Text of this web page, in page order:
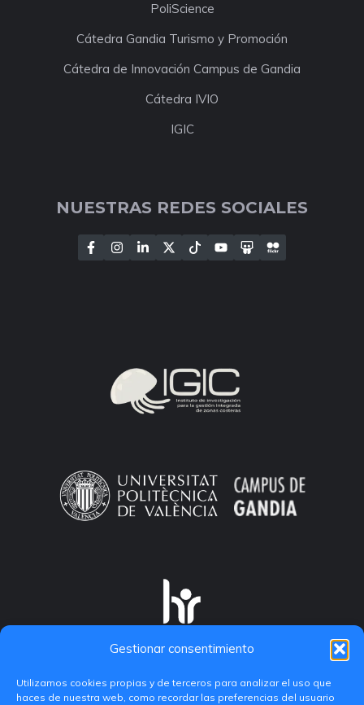
Gestionar consentimiento
Utilizamos cookies propias y de terceros para analizar el uso que
haces de nuestra web, como recordar las preferencias del usuario
PoliScience
Cátedra Gandia Turismo y Promoción
Cátedra de Innovación Campus de Gandia
Cátedra IVIO
IGIC
NUESTRAS REDES SOCIALES